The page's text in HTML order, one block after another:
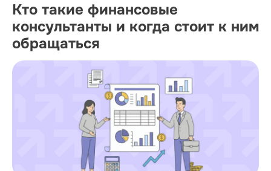
Кто такие финансовые
консультанты и когда стоит к ним
обращаться